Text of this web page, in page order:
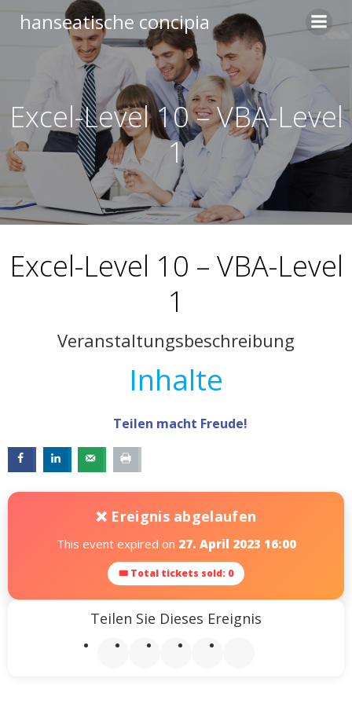
Inhalt
springen
hanseatische concipia
Excel-Level 10 – VBA-Level
1
Excel-Level 10 – VBA-Level
1
Veranstaltungsbeschreibung
Inhalte
Teilen macht Freude!
❌ Ereignis abgelaufen
This event expired on 27. April 2023 16:00
🎟 Total tickets sold: 0
Teilen Sie Dieses Ereignis